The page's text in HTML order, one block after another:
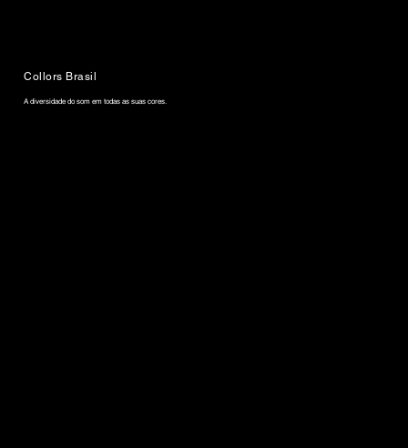
Collors Brasil
A diversidade do som em todas as suas cores.